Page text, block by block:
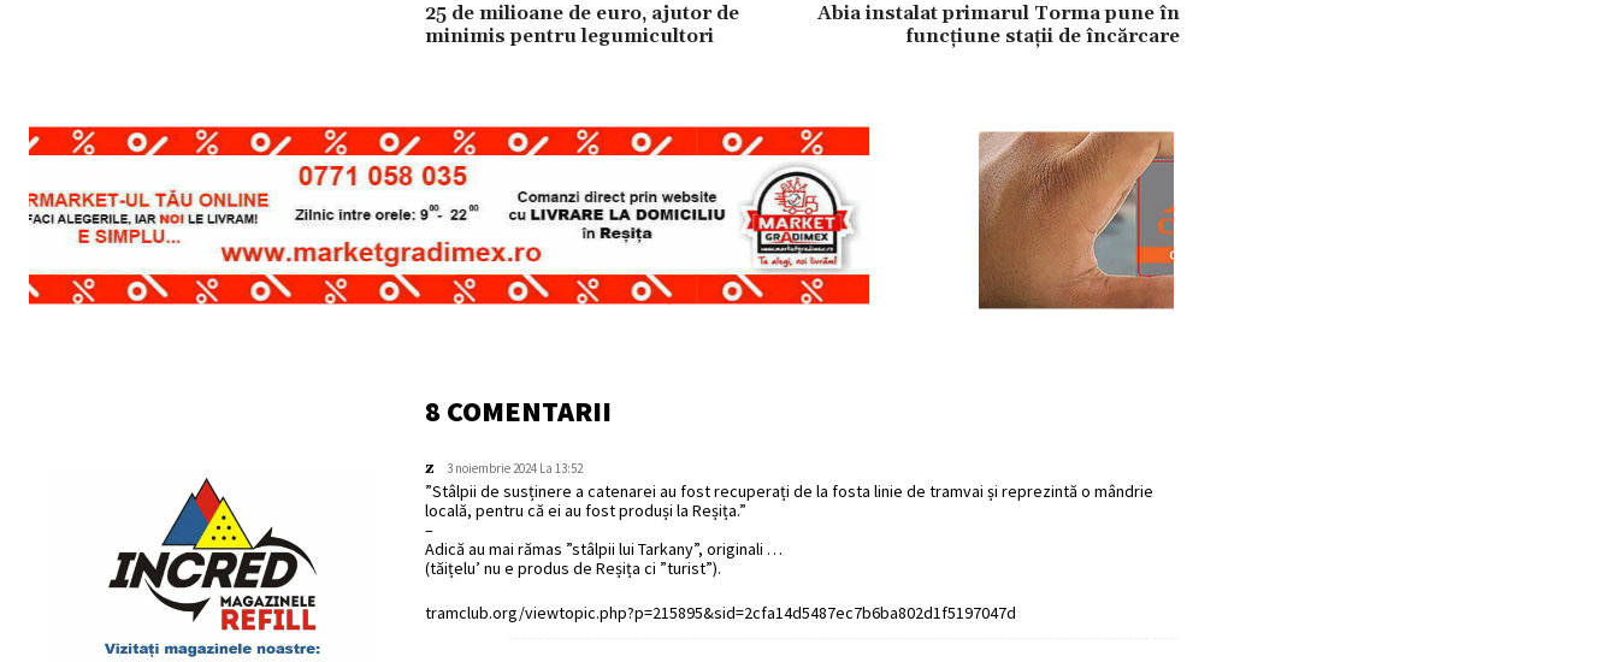
25 de milioane de euro, ajutor de
minimis pentru legumicultori
Abia instalat primarul Torma pune în
funcțiune stații de încărcare
8 COMENTARII
z 3 noiembrie 2024 La 13:52
”Stâlpii de susținere a catenarei au fost recuperați de la fosta linie de tramvai și reprezintă o mândrie
locală, pentru că ei au fost produși la Reșița.”
–
Adică au mai rămas ”stâlpii lui Tarkany”, originali …
(tăițelu’ nu e produs de Reșița ci ”turist”).
tramclub.org/viewtopic.php?p=215895&sid=2cfa14d5487ec7b6ba802d1f5197047d